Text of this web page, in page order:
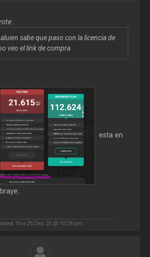
:
sabe que paso con la licencia de
veo el link de compra
esta en
Thu 25 Dec 25 @ 10:28 pm